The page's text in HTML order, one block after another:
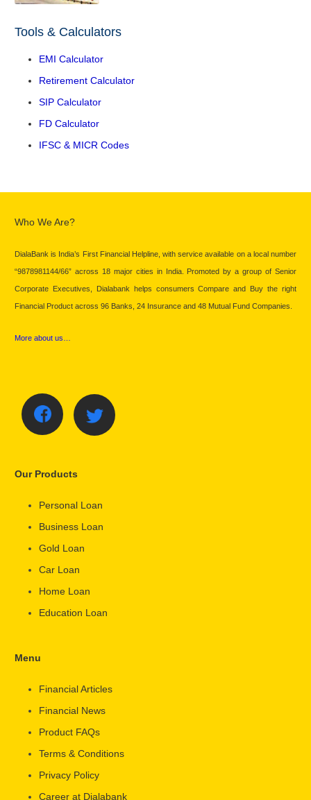
Tools & Calculators
EMI Calculator
Retirement Calculator
SIP Calculator
FD Calculator
IFSC & MICR Codes
Who We Are?
DialaBank is India’s First Financial Helpline, with service available on a local number
“9878981144/66” across 18 major cities in India. Promoted by a group of Senior
Corporate Executives, Dialabank helps consumers Compare and Buy the right
Financial Product across 96 Banks, 24 Insurance and 48 Mutual Fund Companies.
More about us…
Our Products
Personal Loan
Business Loan
Gold Loan
Car Loan
Home Loan
Education Loan
Menu
Financial Articles
Financial News
Product FAQs
Terms & Conditions
Privacy Policy
Career at Dialabank